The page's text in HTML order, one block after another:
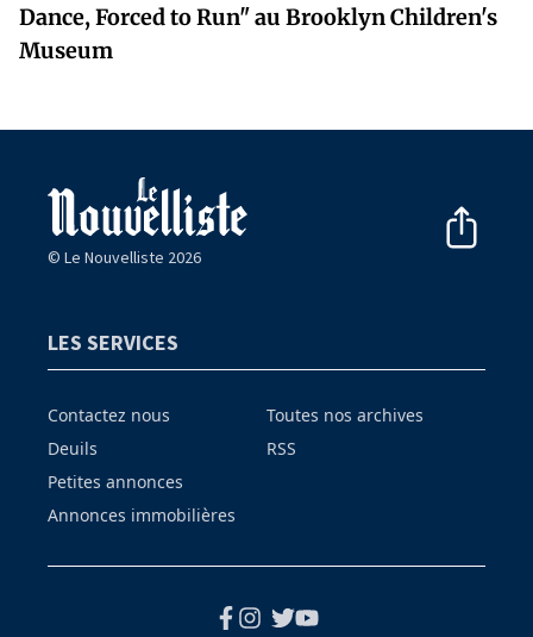
Dance, Forced to Run" au Brooklyn Children's
Museum
© Le Nouvelliste 2026
LES SERVICES
Contactez nous
Deuils
Petites annonces
Annonces immobilières
Toutes nos archives
RSS